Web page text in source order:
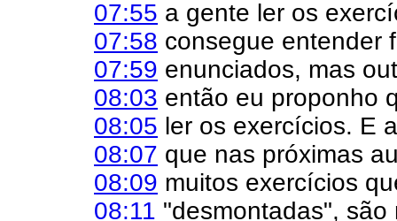
07:55 a gente ler os
07:58 consegue entender
07:59 enunciados, mas
08:03 então eu proponho
08:05 ler os exercícios. E
08:07 que nas próximas
08:09 muitos exercícios
08:11 "desmontadas",